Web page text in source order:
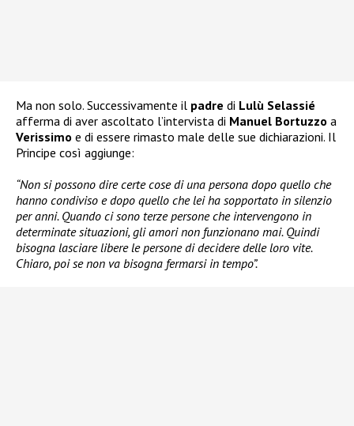
Ma non solo. Successivamente il padre di Lulù Selassié
afferma di aver ascoltato l’intervista di Manuel Bortuzzo a
Verissimo e di essere rimasto male delle sue dichiarazioni. Il
Principe così aggiunge:
“Non si possono dire certe cose di una persona dopo quello che
hanno condiviso e dopo quello che lei ha sopportato in silenzio
per anni. Quando ci sono terze persone che intervengono in
determinate situazioni, gli amori non funzionano mai. Quindi
bisogna lasciare libere le persone di decidere delle loro vite.
Chiaro, poi se non va bisogna fermarsi in tempo”.